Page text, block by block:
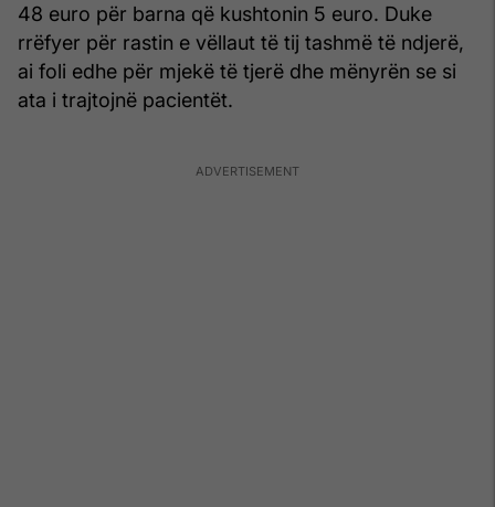
48 euro për barna që kushtonin 5 euro. Duke
rrëfyer për rastin e vëllaut të tij tashmë të ndjerë,
ai foli edhe për mjekë të tjerë dhe mënyrën se si
ata i trajtojnë pacientët.